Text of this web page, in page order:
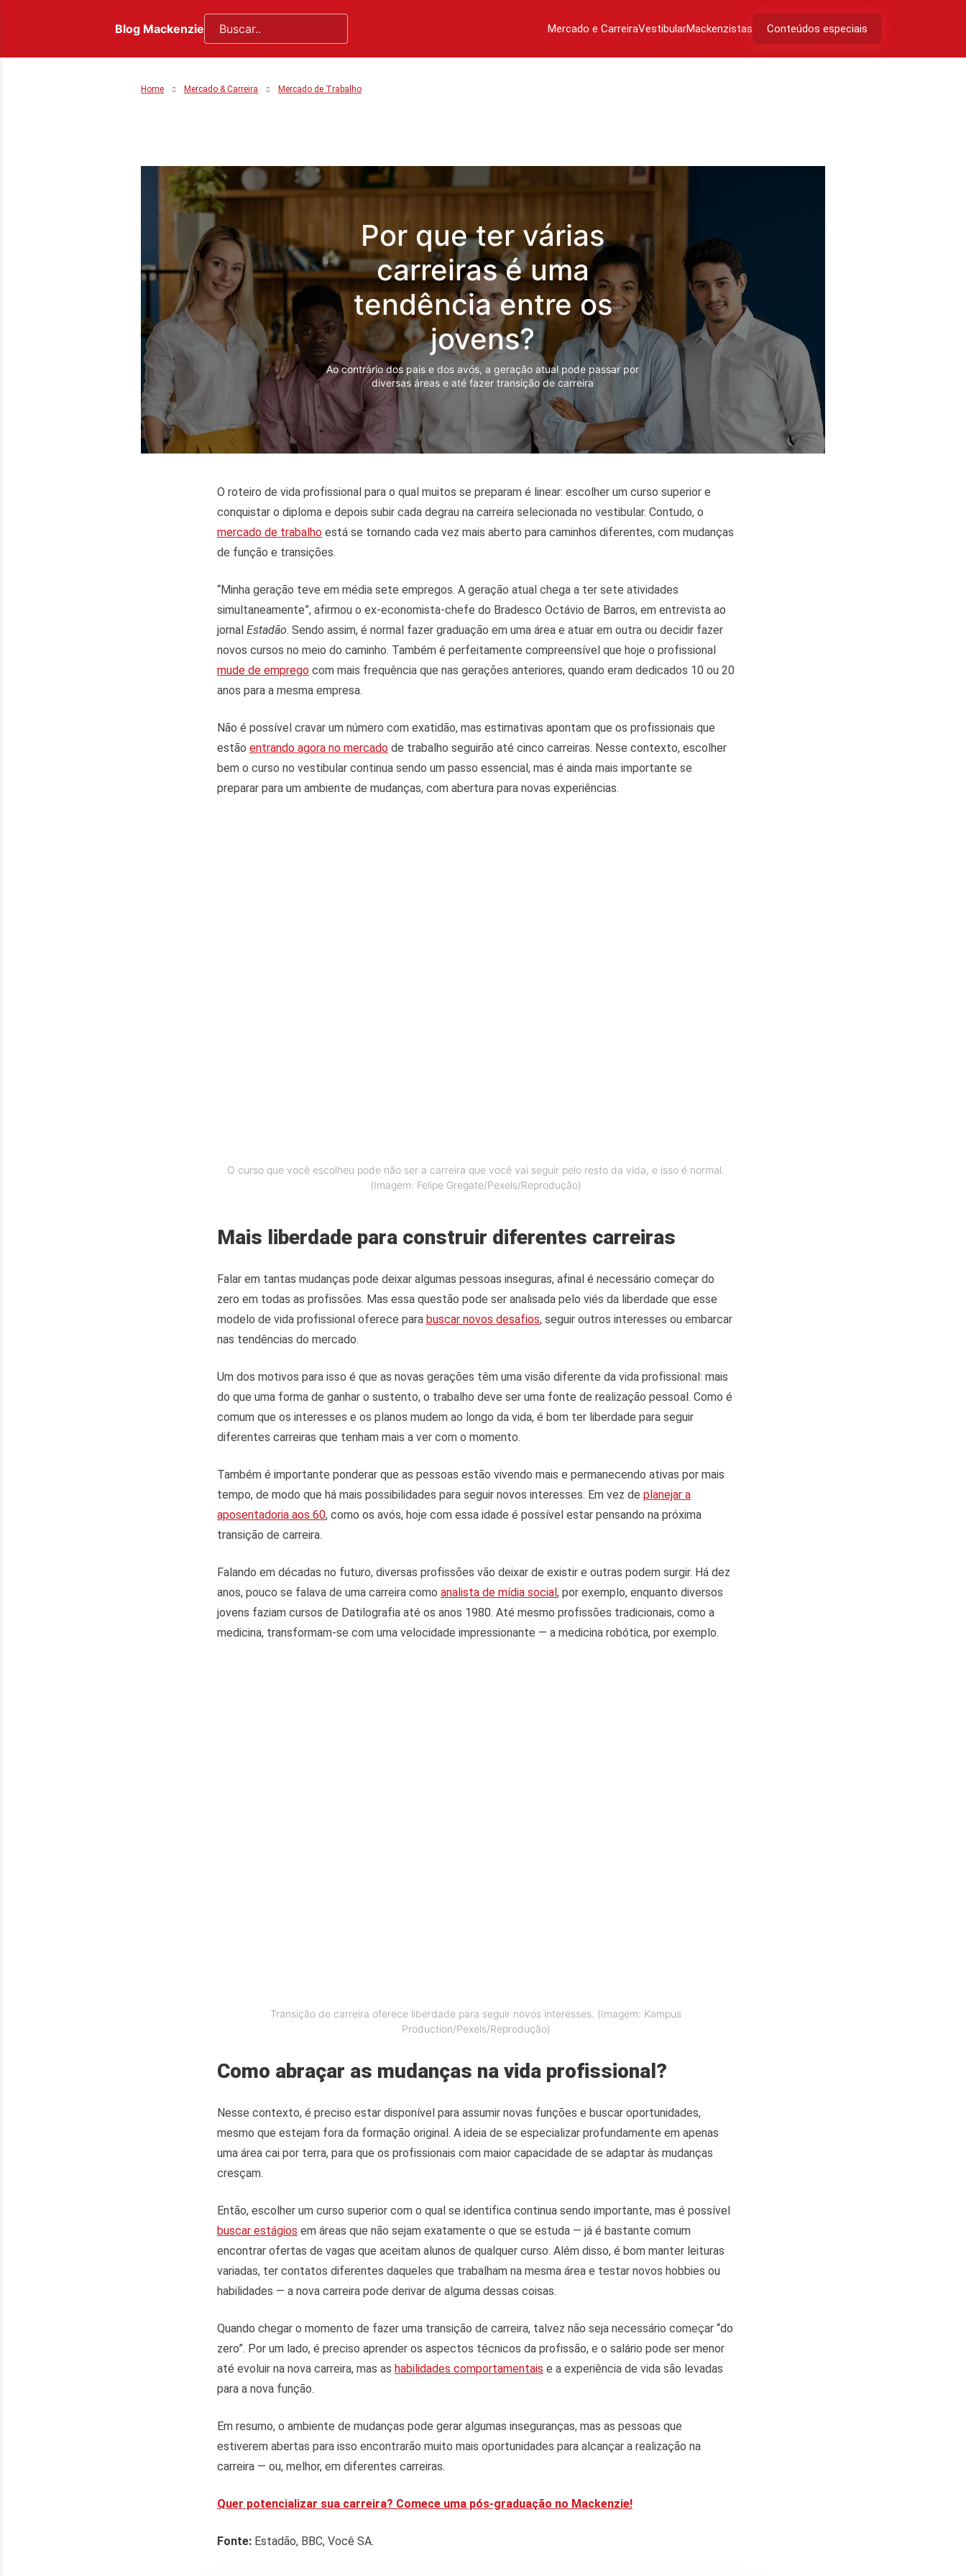
Blog Mackenzie Mercado e CarreiraVestibularMackenzistas Conteúdos especiais
Home Mercado & Carreira Mercado de Trabalho
Por que ter várias
carreiras é uma
tendência entre os
jovens?
Ao contrário dos pais e dos avós, a geração atual pode passar por
diversas áreas e até fazer transição de carreira
O roteiro de vida profissional para o qual muitos se preparam é linear: escolher um curso superior e
conquistar o diploma e depois subir cada degrau na carreira selecionada no vestibular. Contudo, o
mercado de trabalho está se tornando cada vez mais aberto para caminhos diferentes, com mudanças
de função e transições.
“Minha geração teve em média sete empregos. A geração atual chega a ter sete atividades
simultaneamente”, afirmou o ex-economista-chefe do Bradesco Octávio de Barros, em entrevista ao
jornal Estadão. Sendo assim, é normal fazer graduação em uma área e atuar em outra ou decidir fazer
novos cursos no meio do caminho. Também é perfeitamente compreensível que hoje o profissional
mude de emprego com mais frequência que nas gerações anteriores, quando eram dedicados 10 ou 20
anos para a mesma empresa.
Não é possível cravar um número com exatidão, mas estimativas apontam que os profissionais que
estão entrando agora no mercado de trabalho seguirão até cinco carreiras. Nesse contexto, escolher
bem o curso no vestibular continua sendo um passo essencial, mas é ainda mais importante se
preparar para um ambiente de mudanças, com abertura para novas experiências.
O curso que você escolheu pode não ser a carreira que você vai seguir pelo resto da vida, e isso é normal.
(Imagem: Felipe Gregate/Pexels/Reprodução)
Mais liberdade para construir diferentes carreiras
Falar em tantas mudanças pode deixar algumas pessoas inseguras, afinal é necessário começar do
zero em todas as profissões. Mas essa questão pode ser analisada pelo viés da liberdade que esse
modelo de vida profissional oferece para buscar novos desafios, seguir outros interesses ou embarcar
nas tendências do mercado.
Um dos motivos para isso é que as novas gerações têm uma visão diferente da vida profissional: mais
do que uma forma de ganhar o sustento, o trabalho deve ser uma fonte de realização pessoal. Como é
comum que os interesses e os planos mudem ao longo da vida, é bom ter liberdade para seguir
diferentes carreiras que tenham mais a ver com o momento.
Também é importante ponderar que as pessoas estão vivendo mais e permanecendo ativas por mais
tempo, de modo que há mais possibilidades para seguir novos interesses. Em vez de planejar a
aposentadoria aos 60, como os avós, hoje com essa idade é possível estar pensando na próxima
transição de carreira.
Falando em décadas no futuro, diversas profissões vão deixar de existir e outras podem surgir. Há dez
anos, pouco se falava de uma carreira como analista de mídia social, por exemplo, enquanto diversos
jovens faziam cursos de Datilografia até os anos 1980. Até mesmo profissões tradicionais, como a
medicina, transformam-se com uma velocidade impressionante — a medicina robótica, por exemplo.
Transição de carreira oferece liberdade para seguir novos interesses. (Imagem: Kampus
Production/Pexels/Reprodução)
Como abraçar as mudanças na vida profissional?
Nesse contexto, é preciso estar disponível para assumir novas funções e buscar oportunidades,
mesmo que estejam fora da formação original. A ideia de se especializar profundamente em apenas
uma área cai por terra, para que os profissionais com maior capacidade de se adaptar às mudanças
cresçam.
Então, escolher um curso superior com o qual se identifica continua sendo importante, mas é possível
buscar estágios em áreas que não sejam exatamente o que se estuda — já é bastante comum
encontrar ofertas de vagas que aceitam alunos de qualquer curso. Além disso, é bom manter leituras
variadas, ter contatos diferentes daqueles que trabalham na mesma área e testar novos hobbies ou
habilidades — a nova carreira pode derivar de alguma dessas coisas.
Quando chegar o momento de fazer uma transição de carreira, talvez não seja necessário começar “do
zero”. Por um lado, é preciso aprender os aspectos técnicos da profissão, e o salário pode ser menor
até evoluir na nova carreira, mas as habilidades comportamentais e a experiência de vida são levadas
para a nova função.
Em resumo, o ambiente de mudanças pode gerar algumas inseguranças, mas as pessoas que
estiverem abertas para isso encontrarão muito mais oportunidades para alcançar a realização na
carreira — ou, melhor, em diferentes carreiras.
Quer potencializar sua carreira? Comece uma pós-graduação no Mackenzie!
Fonte: Estadão, BBC, Você SA.